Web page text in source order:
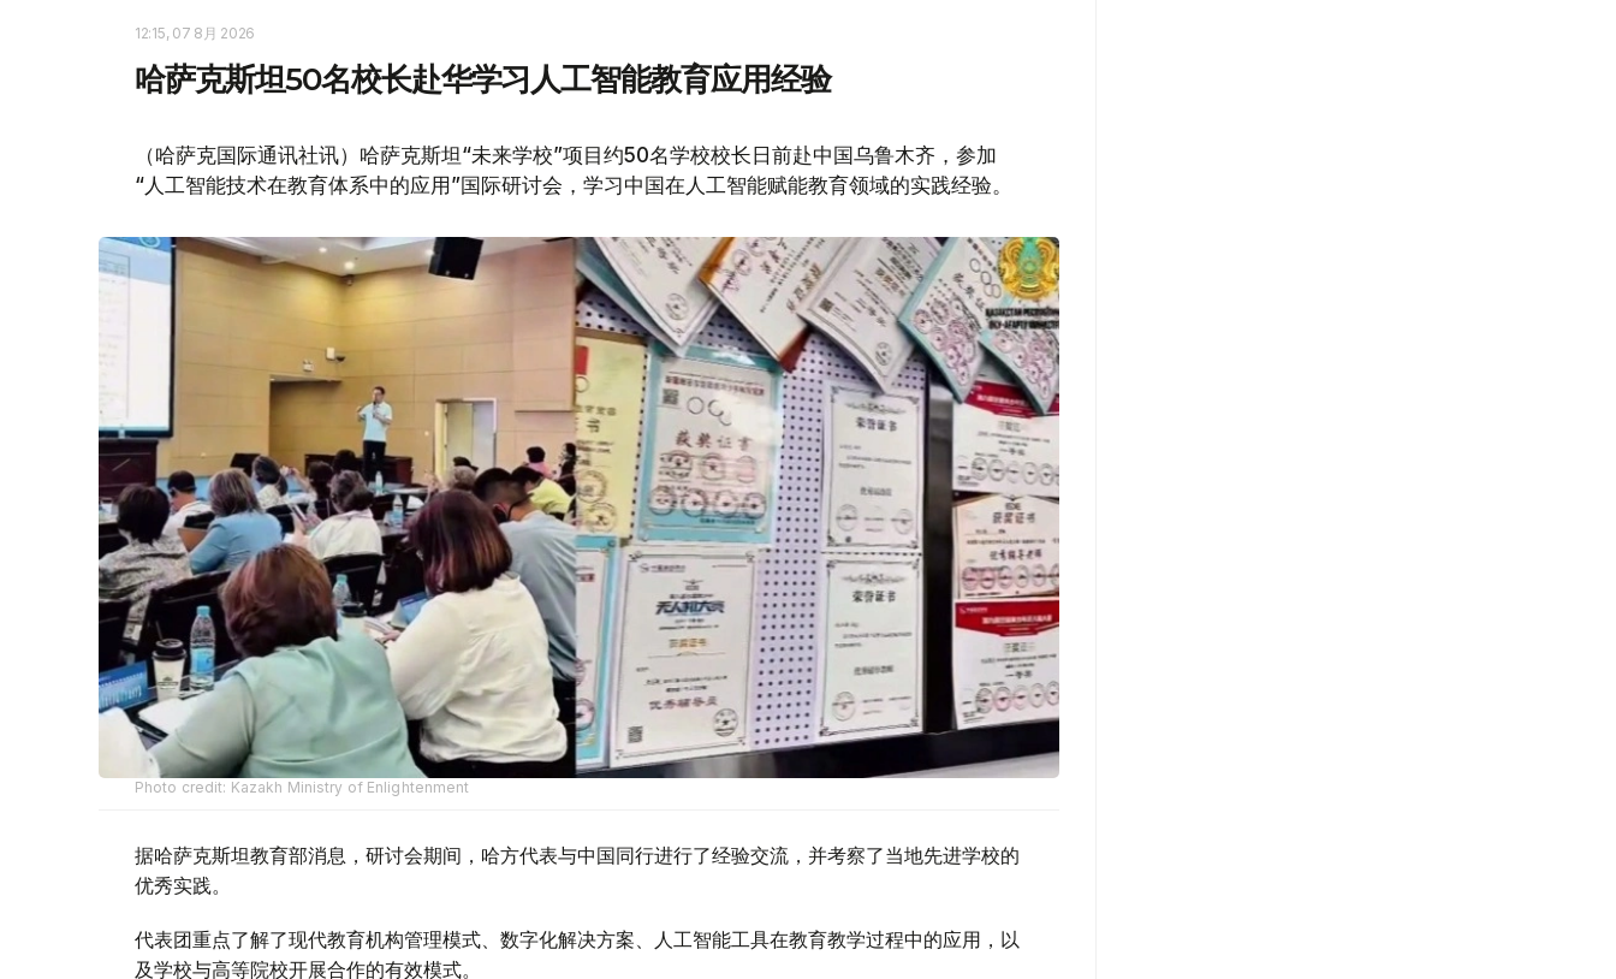
12:15, 07 8月 2026
哈萨克斯坦50名校长赴华学习人工智能教育应用经验
（哈萨克国际通讯社讯）哈萨克斯坦“未来学校”项目约50名学校校长日前赴中国乌鲁木齐，参加
“人工智能技术在教育体系中的应用”国际研讨会，学习中国在人工智能赋能教育领域的实践经验。
Photo credit: Kazakh Ministry of Enlightenment
据哈萨克斯坦教育部消息，研讨会期间，哈方代表与中国同行进行了经验交流，并考察了当地先进学校的
优秀实践。
代表团重点了解了现代教育机构管理模式、数字化解决方案、人工智能工具在教育教学过程中的应用，以
及学校与高等院校开展合作的有效模式。